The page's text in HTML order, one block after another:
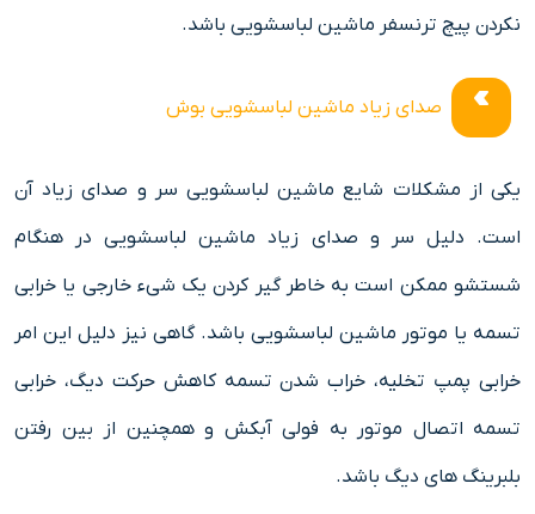
نکردن پیچ ترنسفر ماشین لباسشویی باشد.
صدای زیاد ماشین لباسشویی بوش
یکی از مشکلات شایع ماشین لباسشویی سر و صدای زیاد آن
است. دلیل سر و صدای زیاد ماشین لباسشویی در هنگام
شستشو ممکن است به خاطر گیر کردن یک شیء خارجی یا خرابی
تسمه یا موتور ماشین لباسشویی باشد. گاهی نیز دلیل این امر
خرابی پمپ تخلیه، خراب شدن تسمه کاهش حرکت دیگ، خرابی
تسمه اتصال موتور به فولی آبکش و همچنین از بین رفتن
بلبرینگ های دیگ باشد.